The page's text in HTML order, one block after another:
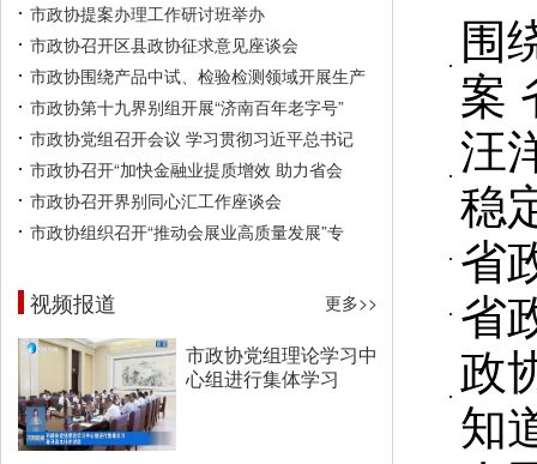
市政协提案办理工作研讨班举办
市政协召开区县政协征求意见座谈会
市政协围绕产品中试、检验检测领域开展生产
市政协第十九界别组开展“济南百年老字号”
市政协党组召开会议 学习贯彻习近平总书记
市政协召开“加快金融业提质增效 助力省会
市政协召开界别同心汇工作座谈会
市政协组织召开“推动会展业高质量发展”专
视频报道 更多>>
市政协党组理论学习中
心组进行集体学习
围
案
汪
稳
省
省
政
知